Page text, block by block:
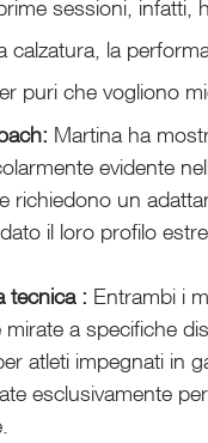
sessioni, infatti,
calzatura, la
puri che vogliono
Martina ha
evidente
richiedono un
il loro profilo
tecnica : Entrambi i
a specifiche
atleti impegnati in
esclusivamente